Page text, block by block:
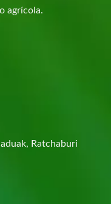
agrícola.
Ratchaburi